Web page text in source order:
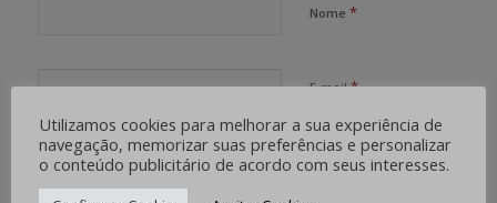
Nome *
E-mail*
Site
Utilizamos cookies para melhorar a sua experiência de
navegação, memorizar suas preferências e personalizar
o conteúdo publicitário de acordo com seus interesses.